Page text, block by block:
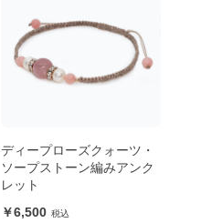
ディープローズクォーツ・
ソープストーン編みアンク
レット
6,500